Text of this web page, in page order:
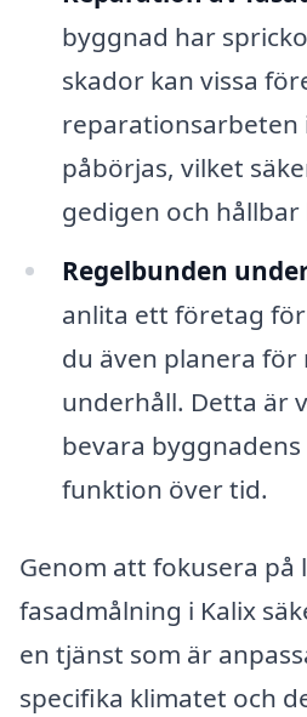
byggnad har
skador kan vissa
reparationsarbeten
påbörjas, vilket
gedigen och hållbar
Regelbunden
anlita ett företag
du även planera
underhåll. Detta är
bevara
funktion över tid.
Genom att fokusera
fasadmålning i Kalix
en tjänst som är
specifika klimatet och